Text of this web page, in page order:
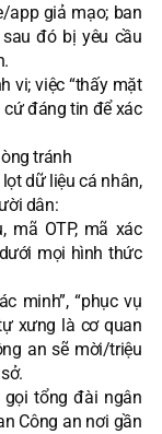
app giả mạo; ban
đó bị yêu cầu
vi; việc “thấy mặt
cứ đáng tin để xác
tránh
dữ liệu cá nhân,
dân:
mã OTP, mã xác
mọi hình thức
minh”, “phục vụ
xưng là cơ quan
an sẽ mời/triệu
tổng đài ngân
Công an nơi gần